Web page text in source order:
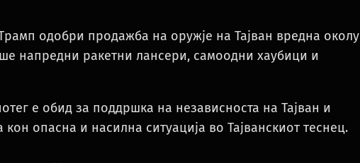
одобри продажба на оружје на Тајван вредна околу
напредни ракетни лансери, самоодни хаубици и
е обид за поддршка на независноста на Тајван и
кон опасна и насилна ситуација во Тајванскиот теснец.